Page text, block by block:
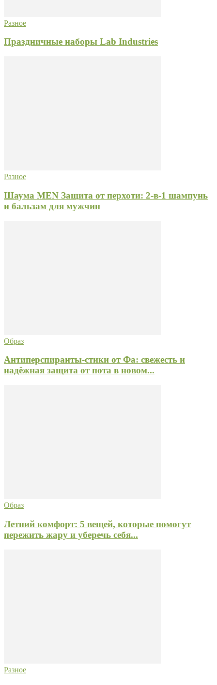
Разное
Праздничные наборы Lab Industries
Разное
Шаума MEN Защита от перхоти: 2-в-1 шампунь
и бальзам для мужчин
Образ
Антиперспиранты-стики от Фа: свежесть и
надёжная защита от пота в новом...
Образ
Летний комфорт: 5 вещей, которые помогут
пережить жару и уберечь себя...
Разное